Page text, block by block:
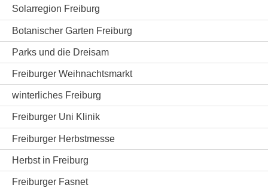
Solarregion Freiburg
Botanischer Garten Freiburg
Parks und die Dreisam
Freiburger Weihnachtsmarkt
winterliches Freiburg
Freiburger Uni Klinik
Freiburger Herbstmesse
Herbst in Freiburg
Freiburger Fasnet